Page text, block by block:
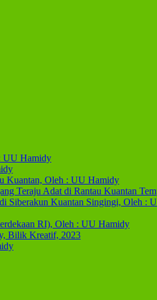
UU Hamidy
Kuantan, Oleh : UU Hamidy
Teraju Adat di Rantau Kuantan
Siberakun Kuantan Singingi, Oleh :
RI), Oleh : UU Hamidy
Bilik Kreatif, 2023